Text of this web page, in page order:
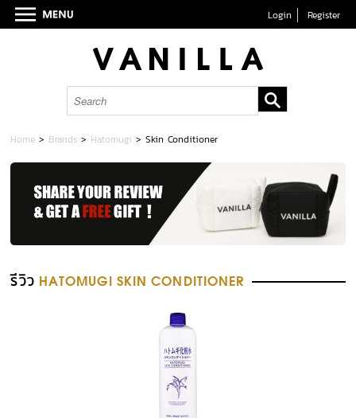
Login Register
Home > Brands > Hatomugi >Skin Conditioner
รีวิว HATOMUGI SKIN CONDITIONER